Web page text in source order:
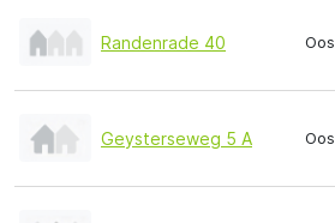
Randenrade 40
Geysterseweg 5 A